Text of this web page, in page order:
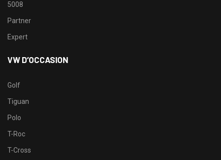
5008
Partner
Expert
VW D’OCCASION
Golf
Tiguan
Polo
T-Roc
T-Cross